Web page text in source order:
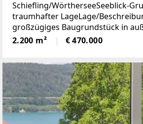
Schiefling/WörtherseeSeeblick-
traumhafter LageLage/
großzügiges Baugrundstück in
ruhiger Aussichtslage mit
Weitblick über den Wörthersee
2.200 m² € 470.000